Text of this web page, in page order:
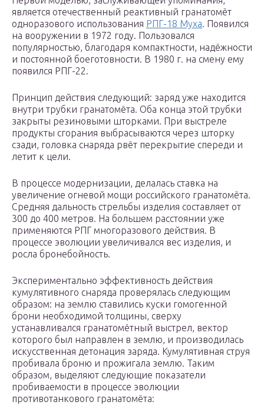
является отечественный реактивный гранатомёт
одноразового использования РПГ-18 Муха. Появился
на вооружении в 1972 году. Пользовался
популярностью, благодаря компактности, надёжности
и постоянной боеготовности. В 1980 г. на смену ему
появился РПГ-22.
Принцип действия следующий: заряд уже находится
внутри трубки гранатомёта. Оба конца этой трубки
закрыты резиновыми шторками. При выстреле
продукты сгорания выбрасываются через шторку
сзади, головка снаряда рвёт перекрытие спереди и
летит к цели.
В процессе модернизации, делалась ставка на
увеличение огневой мощи российского гранатомёта.
Средняя дальность стрельбы изделия составляет от
300 до 400 метров. На большем расстоянии уже
применяются РПГ многоразового действия. В
процессе эволюции увеличивался вес изделия, и
росла бронебойность.
Экспериментально эффективность действия
кумулятивного снаряда проверялась следующим
образом: на землю ставились куски гомогенной
брони необходимой толщины, сверху
устанавливался гранатомётный выстрел, вектор
которого был направлен в землю, и производилась
искусственная детонация заряда. Кумулятивная струя
пробивала броню и прожигала землю. Таким
образом, выделяют следующие показатели
пробиваемости в процессе эволюции
противотанкового гранатомёта: